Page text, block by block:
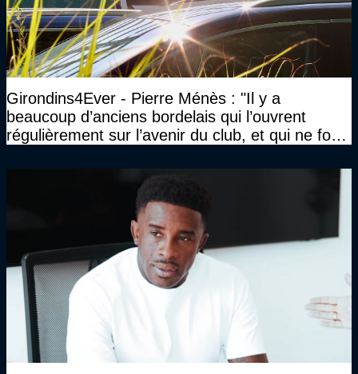
Girondins4Ever - Pierre Ménès : "Il y a
beaucoup d’anciens bordelais qui l’ouvrent
régulièrement sur l’avenir du club, et qui ne font